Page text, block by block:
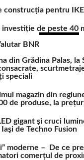
construcția pentru
investiție de peste 40
BNR
din Grădina Palas, la
speciali
magazin din
de produse, la
gigant şi cruci
de Techno Fusion
moderne – De ce
comerțul de